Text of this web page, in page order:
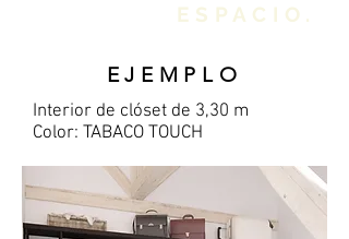
ESPACIO.
EJEMPLO
Interior de clóset de 3,30 m
Color: TABACO TOUCH